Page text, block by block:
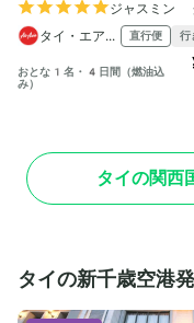
ジャスミン
タイ・エアアジアX
直行便 行
おとな1名・4日間（燃油込
み）
タイの関西
タイの新千歳空港